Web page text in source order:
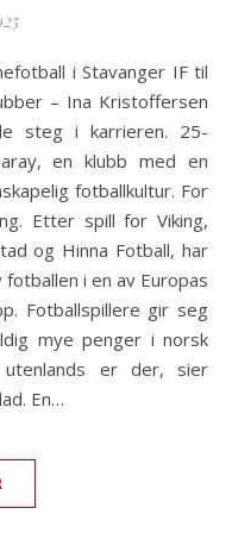
– Ina Kristoffersen
steg i karrieren. 25-
en klubb med en
fotballkultur. For
Etter spill for Viking,
og Hinna Fotball, har
i en av Europas
Fotballspillere gir seg
mye penger i norsk
er der, sier
En…